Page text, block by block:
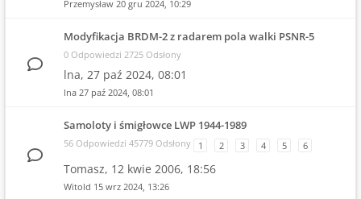
Przemysław 20 gru 2024, 10:29
Modyfikacja BRDM-2 z radarem pola walki PSNR-5
0 Odpowiedzi 2725 Odsłony
lna, 27 paź 2024, 08:01
lna 27 paź 2024, 08:01
Samoloty i śmigłowce LWP 1944-1989
56 Odpowiedzi 45779 Odsłony 1 2 3 4 5 6
Tomasz, 12 kwie 2006, 18:56
Witold 15 wrz 2024, 13:26